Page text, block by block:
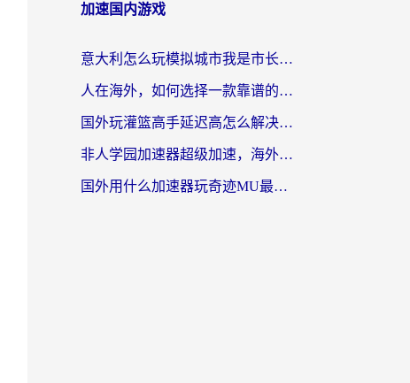
加速国内游戏
意大利怎么玩模拟城市我是市长？海外党国服游戏加速终极攻略（附三国3量子特攻解决办法）
人在海外，如何选择一款靠谱的玩剑灵2加速器？
国外玩灌篮高手延迟高怎么解决？海外玩家国服游戏加速终极指南
非人学园加速器超级加速，海外玩家重返国服的通行证
国外用什么加速器玩奇迹MU最好？2026海外玩家国服游戏加速全攻略